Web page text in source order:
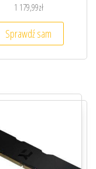
1 179,99zł
Sprawdź sam